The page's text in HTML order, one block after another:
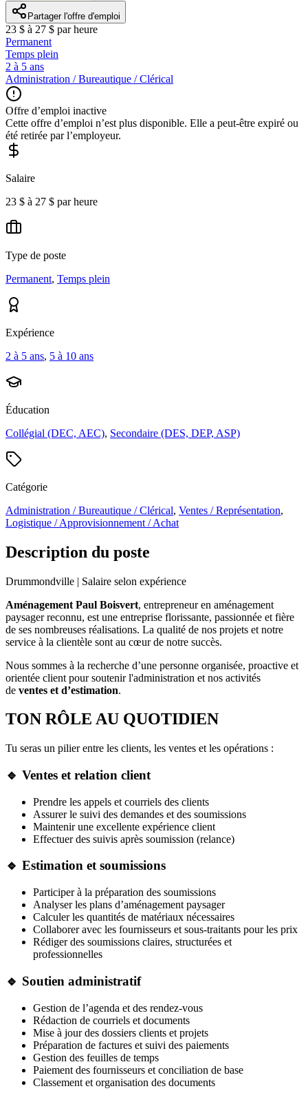
Partager l'offre d'emploi
23 $ à 27 $ par heure
Permanent
Temps plein
2 à 5 ans
Administration / Bureautique / Clérical
Offre d’emploi inactive
Cette offre d’emploi n’est plus disponible. Elle a peut-être expiré ou
été retirée par l’employeur.
Salaire
23 $ à 27 $ par heure
Type de poste
Permanent, Temps plein
Expérience
2 à 5 ans, 5 à 10 ans
Éducation
Collégial (DEC, AEC), Secondaire (DES, DEP, ASP)
Catégorie
Administration / Bureautique / Clérical, Ventes / Représentation,
Logistique / Approvisionnement / Achat
Description du poste
Drummondville | Salaire selon expérience
Aménagement Paul Boisvert, entrepreneur en aménagement
paysager reconnu, est une entreprise florissante, passionnée et fière
de ses nombreuses réalisations. La qualité de nos projets et notre
service à la clientèle sont au cœur de notre succès.
Nous sommes à la recherche d’une personne organisée, proactive et
orientée client pour soutenir l'administration et nos activités
de ventes et d’estimation.
TON RÔLE AU QUOTIDIEN
Tu seras un pilier entre les clients, les ventes et les opérations :
🔹 Ventes et relation client
Prendre les appels et courriels des clients
Assurer le suivi des demandes et des soumissions
Maintenir une excellente expérience client
Effectuer des suivis après soumission (relance)
🔹 Estimation et soumissions
Participer à la préparation des soumissions
Analyser les plans d’aménagement paysager
Calculer les quantités de matériaux nécessaires
Collaborer avec les fournisseurs et sous-traitants pour les prix
Rédiger des soumissions claires, structurées et
professionnelles
🔹 Soutien administratif
Gestion de l’agenda et des rendez-vous
Rédaction de courriels et documents
Mise à jour des dossiers clients et projets
Préparation de factures et suivi des paiements
Gestion des feuilles de temps
Paiement des fournisseurs et conciliation de base
Classement et organisation des documents